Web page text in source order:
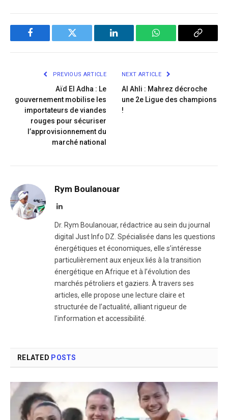
Facebook Twitter LinkedIn WhatsApp Copy
PREVIOUS ARTICLE
Aïd El Adha : Le
gouvernement mobilise les
importateurs de viandes
rouges pour sécuriser
l’approvisionnement du
marché national
NEXT ARTICLE
Al Ahli : Mahrez décroche
une 2e Ligue des champions
!
Rym Boulanouar
LinkedIn
Dr. Rym Boulanouar, rédactrice au sein du journal
digital Just Info DZ. Spécialisée dans les questions
énergétiques et économiques, elle s’intéresse
particulièrement aux enjeux liés à la transition
énergétique en Afrique et à l’évolution des
marchés pétroliers et gaziers. À travers ses
articles, elle propose une lecture claire et
structurée de l’actualité, alliant rigueur de
l’information et accessibilité.
RELATED POSTS